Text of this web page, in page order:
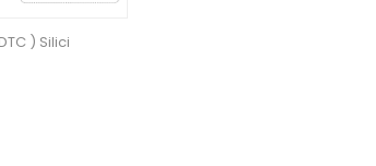
) Silici